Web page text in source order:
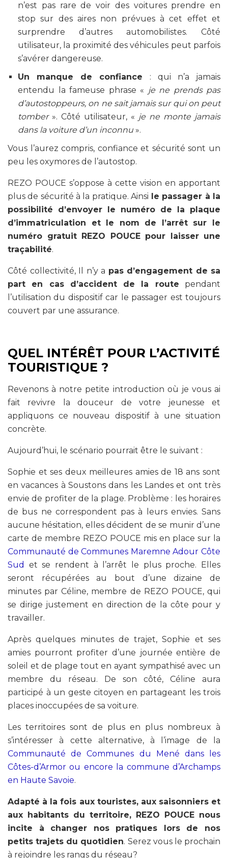
n’est pas rare de voir des voitures prendre en
stop sur des aires non prévues à cet effet et
surprendre d’autres automobilistes. Côté
utilisateur, la proximité des véhicules peut parfois
s’avérer dangereuse.
Un manque de confiance : qui n’a jamais
entendu la fameuse phrase « je ne prends pas
d’autostoppeurs, on ne sait jamais sur qui on peut
tomber ». Côté utilisateur, « je ne monte jamais
dans la voiture d’un inconnu ».
Vous l’aurez compris, confiance et sécurité sont un
peu les oxymores de l’autostop.
REZO POUCE s’oppose à cette vision en apportant
plus de sécurité à la pratique. Ainsi le passager à la
possibilité d’envoyer le numéro de la plaque
d’immatriculation et le nom de l’arrêt sur le
numéro gratuit REZO POUCE pour laisser une
traçabilité.
Côté collectivité, Il n’y a pas d’engagement de sa
part en cas d’accident
de la route pendant
l’utilisation du dispositif car le passager est toujours
couvert par une assurance.
QUEL INTÉRÊT POUR L’ACTIVITÉ
TOURISTIQUE ?
Revenons à notre petite introduction où je vous ai
fait revivre la douceur de votre jeunesse et
appliquons ce nouveau dispositif à une situation
concrète.
Aujourd’hui, le scénario pourrait être le suivant :
Sophie et ses deux meilleures amies de 18 ans sont
en vacances à Soustons dans les Landes et ont très
envie de profiter de la plage. Problème : les horaires
de bus ne correspondent pas à leurs envies. Sans
aucune hésitation, elles décident de se munir d’une
carte de membre REZO POUCE mis en place sur la
Communauté de Communes Maremne Adour Côte
Sud
et se rendent à l’arrêt le plus proche. Elles
seront récupérées au bout d’une dizaine de
minutes par Céline, membre de REZO POUCE, qui
se dirige justement en direction de la côte pour y
travailler.
Après quelques minutes de trajet, Sophie et ses
amies pourront profiter d’une journée entière de
soleil et de plage tout en ayant sympathisé avec un
membre du réseau. De son côté, Céline aura
participé à un geste citoyen en partageant les trois
places inoccupées de sa voiture.
Les territoires sont de plus en plus nombreux à
s’intéresser à cette alternative, à l’image de la
Communauté de Communes du Mené dans les
Côtes-d’Armor ou encore la commune d’Archamps
en Haute Savoie.
Adapté à la fois aux touristes, aux saisonniers et
aux habitants du territoire, REZO POUCE nous
incite à changer nos pratiques lors de nos
petits trajets du quotidien. Serez vous le prochain
à rejoindre les rangs du réseau?